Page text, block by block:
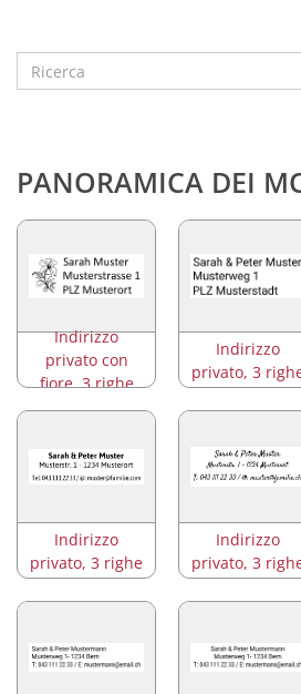
PANORAMICA DEI
Indirizzo
privato con
fiore, 3 righe
Indirizzo
privato, 3
Indirizzo
privato, 3 righe
Indirizzo
privato, 3